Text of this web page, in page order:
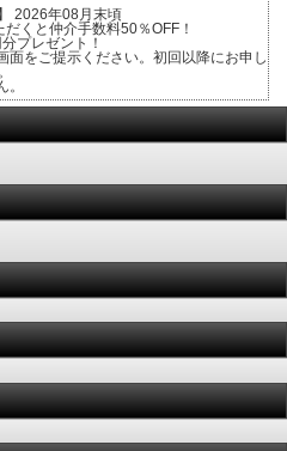
2026年08月末頃
くと仲介手数料50％OFF！
プレゼント！
をご提示ください。初回以降にお申し